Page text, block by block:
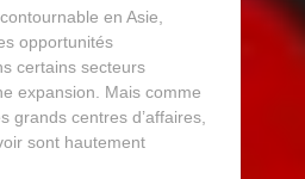
en Asie,
opportunités
certains secteurs
expansion. Mais comme
grands centres d’affaires,
sont hautement